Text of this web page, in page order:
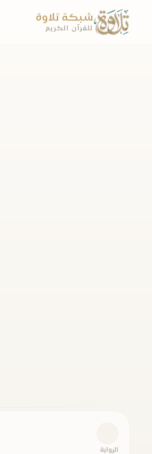
شبكة تلاوة
للقرآن الكريم
الرواية